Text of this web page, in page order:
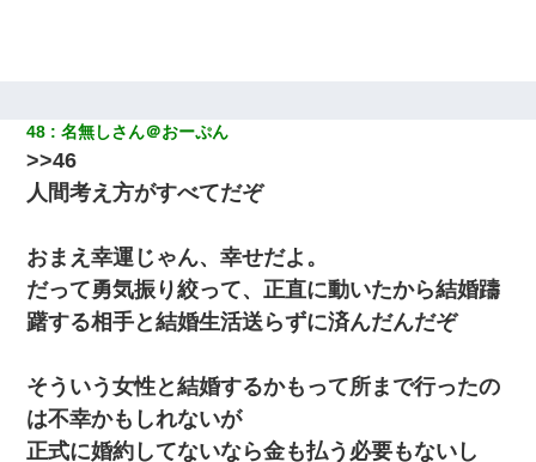
48 名無しさん＠おーぷん
>>46
人間考え方がすべてだぞ
おまえ幸運じゃん、幸せだよ。
だって勇気振り絞って、正直に動いたから結婚躊
躇する相手と結婚生活送らずに済んだんだぞ
そういう女性と結婚するかもって所まで行ったの
は不幸かもしれないが
正式に婚約してないなら金も払う必要もないし